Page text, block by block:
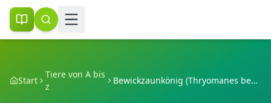
Start
Tiere von A bis
z
Bewickzaunkönig (Thryomanes bewickii)